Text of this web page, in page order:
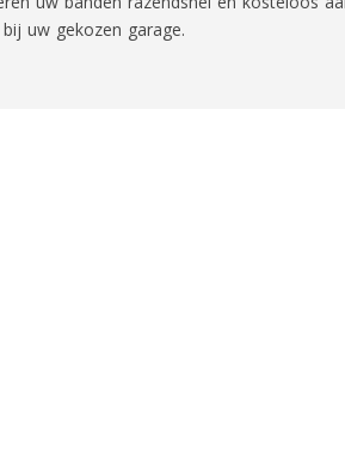
uw gekozen garage.